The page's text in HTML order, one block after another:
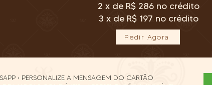
2 x de R$ 286 no crédito
3 x de R$ 197 no crédito
Pedir Agora
• PERSONALIZE A MENSAGEM DO CARTÃO